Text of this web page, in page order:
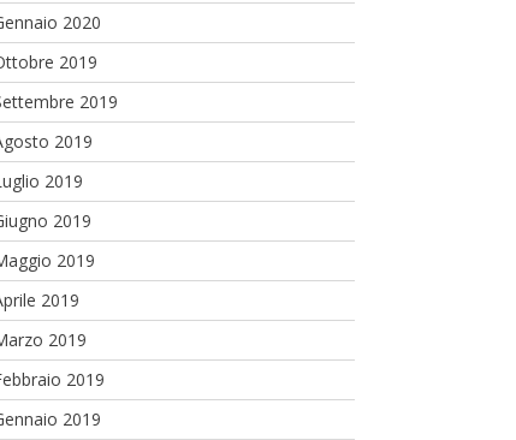
2020
2019
2019
2019
2019
2019
2019
2019
2019
2019
2019